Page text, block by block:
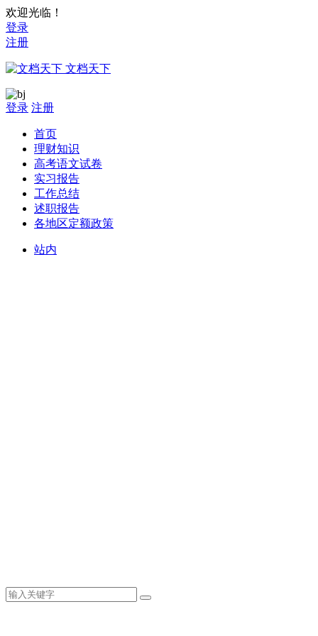
欢迎光临！
登录
注册
文档天下
登录 注册
首页
理财知识
高考语文试卷
实习报告
工作总结
述职报告
各地区定额政策
站内